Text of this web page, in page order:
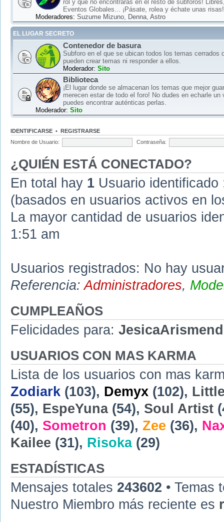
rol y que no encontrarás en el resto de subforos!
Eventos Globales... ¡Pásate, rolea y échate unas risas!
Moderadores: Suzume Mizuno Denna Astro
EL LUGAR SECRETO
Contenedor de basura
Subforo en el que se ubican todos los temas cerrados
pueden crear temas ni responder a ellos.
Moderador: Sito
Biblioteca
¡El lugar donde se almacenan los temas que mejor
merecen estar de todo el foro! No dudes en echarle un
puedes encontrar auténticas perlas.
Moderador: Sito
IDENTIFICARSE • REGISTRARSE
Nombre de Usuario:
Contraseña:
¿QUIÉN ESTÁ CONECTADO?
En total hay 1 Usuario
(basados en usuarios activos en
La mayor cantidad de usuarios
1:51 am
Usuarios registrados: No hay
Referencia:Administradores,
CUMPLEAÑOS
Felicidades para:
USUARIOS CON MAS KARMA
Lista de los usuarios con mas
Zodiark (103), Demyx (102),
(55), EspeYuna(54), Soul Artist
(40), Sometron (39), Zee (36),
Kailee (31), Risoka(29)
ESTADÍSTICAS
Mensajes totales 243602 • Temas
Nuestro Miembro más reciente es